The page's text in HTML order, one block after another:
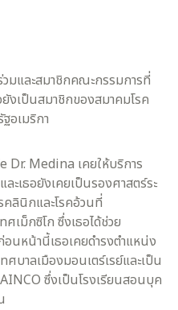
มและสมาชิกคณะกรรมการที่
งเป็นสมาชิกของสมาคมโรค
อเมริกา
Medina เคยให้บริการ
ะเธอยังเคยเป็นรองศาสตร์ระ
ลินิกและโรคอ้วนที่
ม็กซิโก ซึ่งเธอได้ช่วย
นหน้านี้เธอเคยดำรงตำแหน่ง
บาลเมืองมอนเตร์เรย์และเป็น
ซึ่งเป็นโรงเรียนสอนบุค